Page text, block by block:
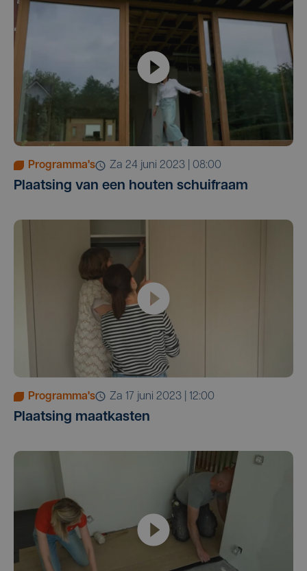
Programma's za 24 juni 2023 | 08:00
Plaatsing van een houten schuifraam
Programma's za 17 juni 2023 | 12:00
Plaatsing maatkasten